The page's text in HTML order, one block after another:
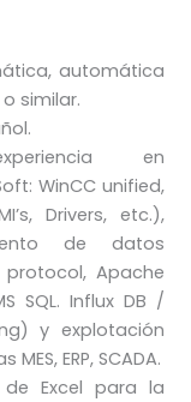
automática
similar.
en
WinCC unified,
Drivers, etc.),
de datos
protocol, Apache
SQL. Influx DB /
y explotación
ERP, SCADA.
Excel para la